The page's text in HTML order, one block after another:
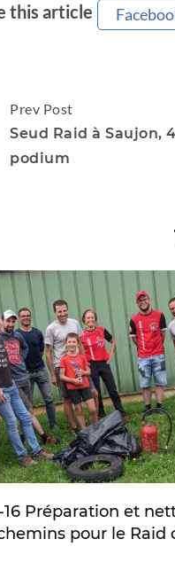
this article
Prev Post
Seud Raid à Saujon,
podium
16 Préparation et
pour le Raid